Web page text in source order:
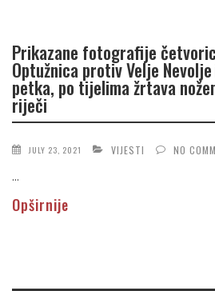
Prikazane fotografije
Optužnica protiv Velje
petka, po tijelima žrtava
riječi
JULY 23, 2021 VIJESTI NO
...
Opširnije